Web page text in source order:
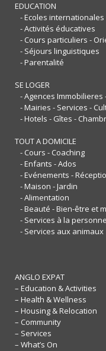
EDUCATION
- Ecoles internationales
- Activités éducatives
- Cours particuliers -
- Séjours linguistiques
- Parentalité
SE LOGER
- Agences Immobilieres
- Mairies - Services -
- Hotels - Gîtes -
TOUT A DOMICILE
- Cours - Coaching
- Enfants - Ados
- Evénements -
- Maison - Jardin
- Alimentation
- Beauté - Bien-être et
- Services à la personne
- Services aux animaux
ANGLO EXPAT
– Education & Activities
– Health & Wellness
– Housing & Relocation
– Community
– Services
– What’s On